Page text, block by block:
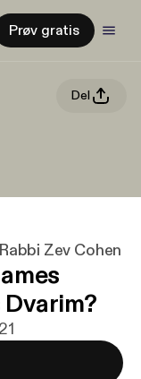
Prøv gratis
Del
Zev Cohen